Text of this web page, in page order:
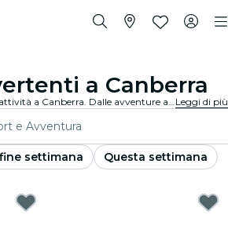
a Canberra
Preparati per emozionanti attività a Canberra. Dalle avventure all'aperto alle esperienze culturali, scopri i modi migliori per sfruttare al massimo il tuo tempo. Leggi di più
e Avventura
settimana
Questa settimana